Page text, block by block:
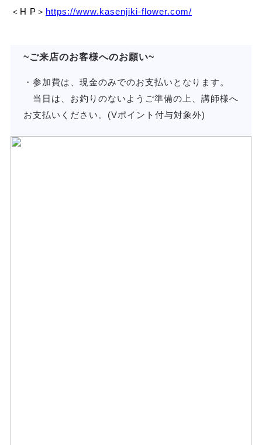
＜H P＞ https://www.kasenjiki-flower.com/
~ご来店のお客様へのお願い~
・参加費は、現金のみでのお支払いとなります。
当日は、お釣りのないようご準備の上、講師様へ
お支払いください。(Vポイント付与対象外)